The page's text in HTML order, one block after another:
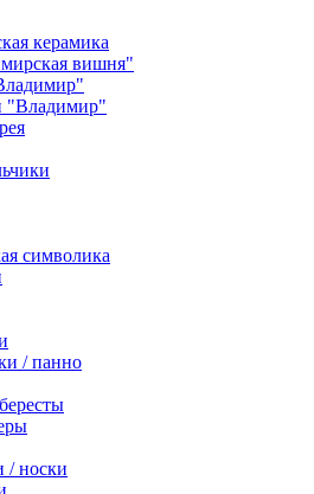
керамика
вишня"
"Владимир"
символика
/ панно
/ носки